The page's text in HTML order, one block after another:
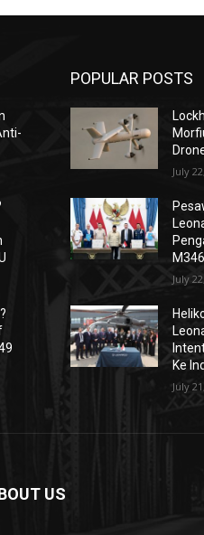
POPULAR POSTS
July
July
Ke
July
US